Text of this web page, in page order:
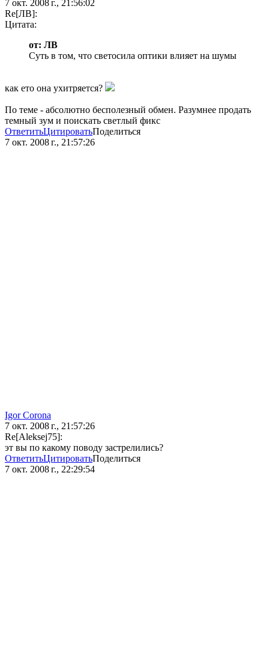
7 окт. 2008 г., 21:56:02
Re[ЛВ]:
Цитата:
от: ЛВ
Суть в том, что светосила оптики влияет на шумы
как ето она ухитряется?
По теме - абсолютно бесполезный обмен. Разумнее продать
темный зум и поискать светлый фикс
ОтветитьЦитироватьПоделиться
7 окт. 2008 г., 21:57:26
Igor Corona
7 окт. 2008 г., 21:57:26
Re[Aleksej75]:
эт вы по какому поводу застрелились?
ОтветитьЦитироватьПоделиться
7 окт. 2008 г., 22:29:54